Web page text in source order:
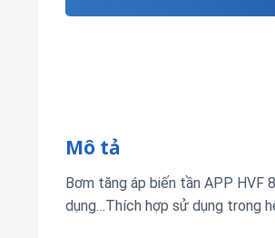
Mô tả
Bơm tăng áp biến tần APP
dụng…Thích hợp sử dụng trong